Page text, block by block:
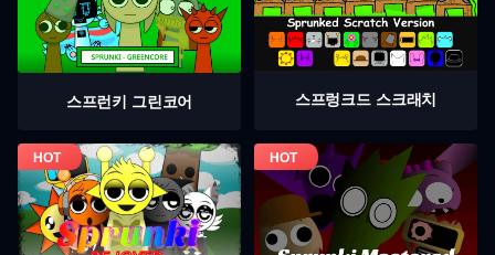
스프런키 그린코어 스프렁크드 스크래치